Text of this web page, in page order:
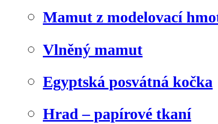
Mamut z modelovací
Vlněný mamut
Egyptská posvátná kočka
Hrad – papírové tkaní